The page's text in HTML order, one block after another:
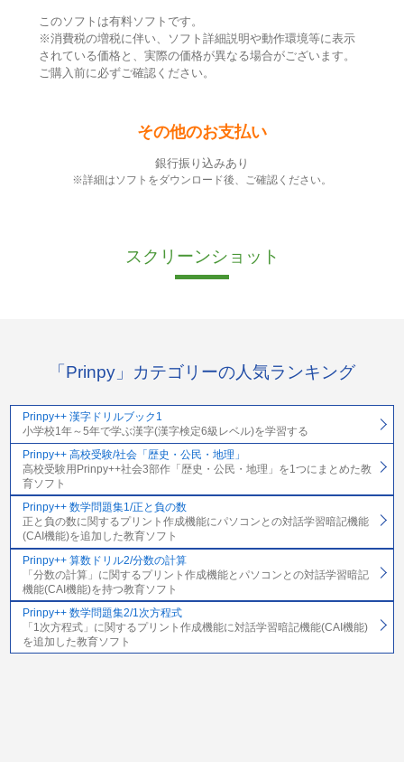
このソフトは有料ソフトです。
※消費税の増税に伴い、ソフト詳細説明や動作環境等に表示
されている価格と、実際の価格が異なる場合がございます。
ご購入前に必ずご確認ください。
その他のお支払い
銀行振り込みあり
※詳細はソフトをダウンロード後、ご確認ください。
スクリーンショット
「Prinpy」カテゴリーの人気ランキング
Prinpy++ 漢字ドリルブック1
小学校1年～5年で学ぶ漢字(漢字検定6級レベル)を学習する
Prinpy++ 高校受験/社会「歴史・公民・地理」
高校受験用Prinpy++社会3部作「歴史・公民・地理」を1つにまとめた教
育ソフト
Prinpy++ 数学問題集1/正と負の数
正と負の数に関するプリント作成機能にパソコンとの対話学習暗記機能
(CAI機能)を追加した教育ソフト
Prinpy++ 算数ドリル2/分数の計算
「分数の計算」に関するプリント作成機能とパソコンとの対話学習暗記
機能(CAI機能)を持つ教育ソフト
Prinpy++ 数学問題集2/1次方程式
「1次方程式」に関するプリント作成機能に対話学習暗記機能(CAI機能)
を追加した教育ソフト